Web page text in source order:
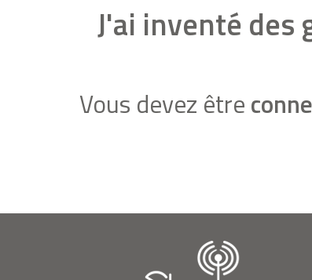
J'ai inventé des
Vous devez être